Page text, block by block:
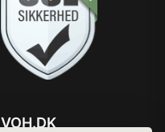
VOH.DK